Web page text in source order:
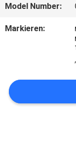
KONTAKT
Model Number:
Markieren:
,